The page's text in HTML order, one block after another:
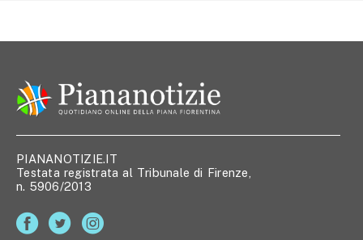
PIANANOTIZIE.IT
Testata registrata al Tribunale di Firenze,
n. 5906/2013